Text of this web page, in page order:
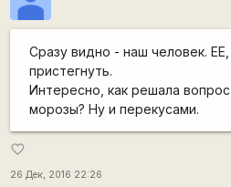
Сразу видно - наш человек.
пристегнуть.
Интересно, как решала
морозы? Ну и перекусами.
favorite_border
26 Дек, 2016 22:26